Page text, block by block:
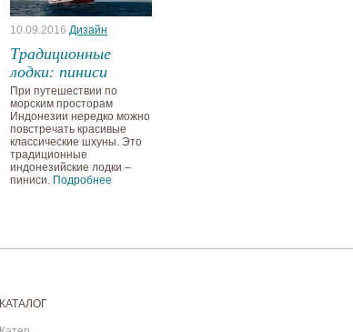
10.09.2016 Дизайн
Традиционные
лодки: пиниси
При путешествии по
морским просторам
Индонезии нередко можно
повстречать красивые
классические шхуны. Это
традиционные
индонезийские лодки –
пиниси. Подробнее
КАТАЛОГ